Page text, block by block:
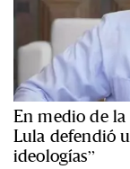
En medio de
Lula defendió
ideologías”